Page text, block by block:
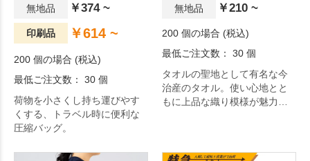
無地品 ￥374 ~
印刷品 ￥614 ~
200 個の場合 (税込)
最低ご注文数： 30 個
荷物を小さくし持ち運びやす
くする、トラベル時に便利な
圧縮バッグ。
無地品 ￥210 ~
200 個の場合 (税込)
最低ご注文数： 30 個
タオルの聖地として有名な今
治産のタオル。使い心地とと
もに上品な織り模様が魅力で